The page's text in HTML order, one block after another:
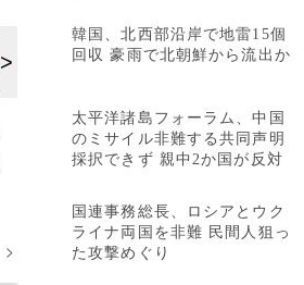
>
韓国、北西部沿岸で地雷15個
回収 豪雨で北朝鮮から流出か
太平洋諸島フォーラム、中国
のミサイル非難する共同声明
採択できず 親中2か国が反対
国連事務総長、ロシアとウク
ライナ両国を非難 民間人狙っ
た攻撃めぐり